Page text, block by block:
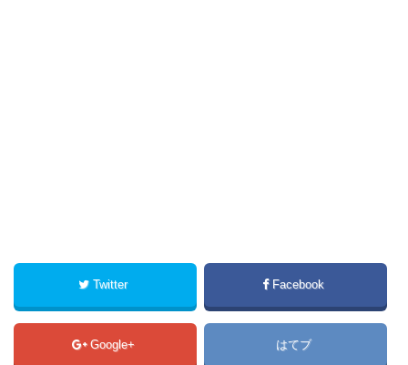
Twitter Facebook
Google+ はてブ